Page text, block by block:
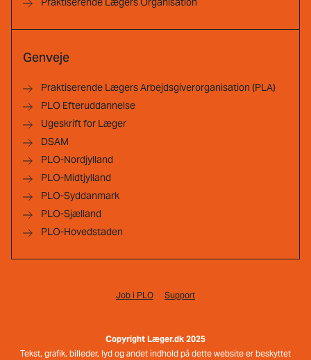
Genveje
Praktiserende Lægers Arbejdsgiverorganisation (PLA)
PLO Efteruddannelse
Ugeskrift for Læger
DSAM
PLO-Nordjylland
PLO-Midtjylland
PLO-Syddanmark
PLO-Sjælland
PLO-Hovedstaden
Job i PLO Support
Copyright Læger.dk 2025
Tekst, grafik, billeder, lyd og andet indhold på dette website er beskyttet